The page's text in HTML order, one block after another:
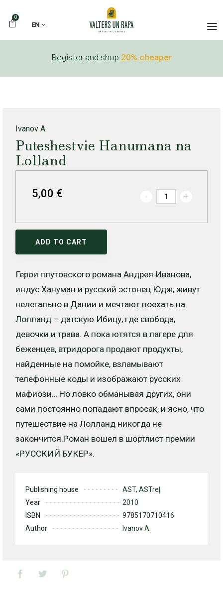
0
EN
Register and shop 20% cheaper
Ivanov A.
Puteshestvie Hanumana na
Lolland
5,00 € - +
ADD TO CART
Герои плутовского романа Андрея Иванова,
индус Хануман и русский эстонец Юдж, живут
нелегально в Дании и мечтают поехать на
Лолланд – датскую Ибицу, где свобода,
девочки и трава. А пока ютятся в лагере для
беженцев, втридорога продают продукты,
найденные на помойке, взламывают
телефонные коды и изображают русских
мафиози… Но ловко обманывая других, они
сами постоянно попадают впросак, и ясно, что
путешествие на Лолланд никогда не
закончится.Роман вошел в шортлист премии
«РУССКИЙ БУКЕР».
Publishing house
AST, ASTreļ
Year
2010
ISBN
9785170710416
Author
Ivanov A.